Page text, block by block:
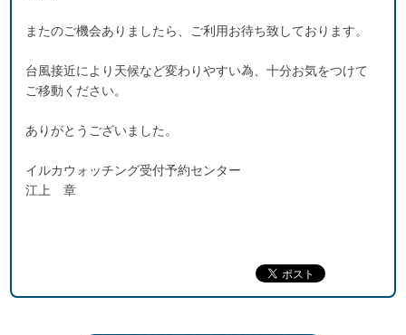
またのご機会ありましたら、ご利用お待ち致しております。
台風接近により天候など変わりやすい為、十分お気をつけて
ご移動ください。
ありがとうございました。
イルカウォッチング受付予約センター
江上 章